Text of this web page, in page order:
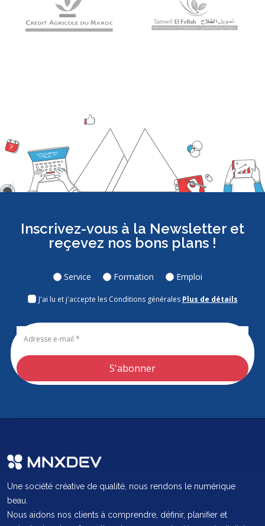
Inscrivez-vous à la Newsletter et
reçevez nos bons plans !
Service Formation Emploi
J'ai lu et j'accepte les Conditions générales Plus de détails
Une société créative de qualité, nous rendons le numérique
beau.
Nous aidons nos clients à comprendre, définir, planifier et